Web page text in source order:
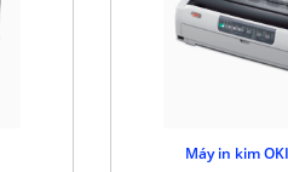
Máy in kim